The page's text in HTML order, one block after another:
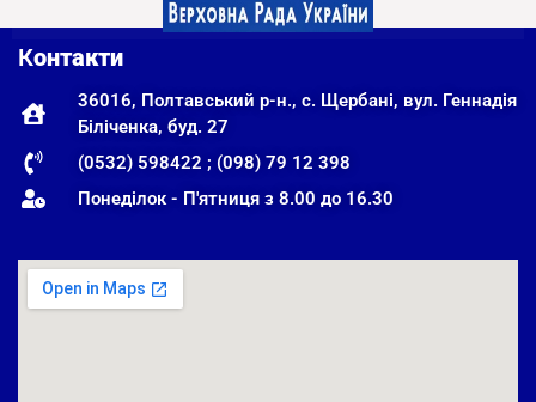
Контакти
36016, Полтавський р-н., с. Щербані, вул. Геннадія
Біліченка, буд. 27
(0532) 598422 ; (098) 79 12 398
Понеділок - П'ятниця з 8.00 до 16.30